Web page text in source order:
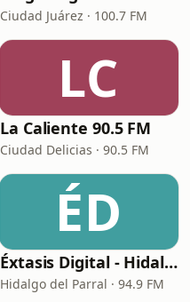
Ciudad Juárez · 100.7 FM
LC
La Caliente 90.5 FM
Ciudad Delicias · 90.5 FM
ÉD
Éxtasis Digital - Hidalgo del Parral
Hidalgo del Parral · 94.9 FM